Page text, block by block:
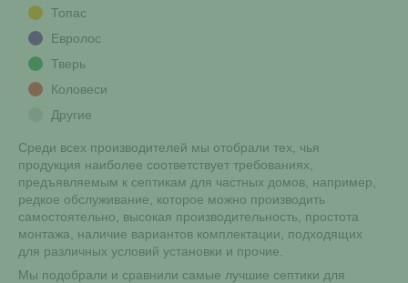
Топас
Евролос
Тверь
Коловеси
Другие
Среди всех производителей мы отобрали тех, чья
продукция наиболее соответствует требованиях,
предъявляемым к септикам для частных домов, например,
редкое обслуживание, которое можно производить
самостоятельно, высокая производительность, простота
монтажа, наличие вариантов комплектации, подходящих
для различных условий установки и прочие.
Мы подобрали и сравнили самые лучшие септики для